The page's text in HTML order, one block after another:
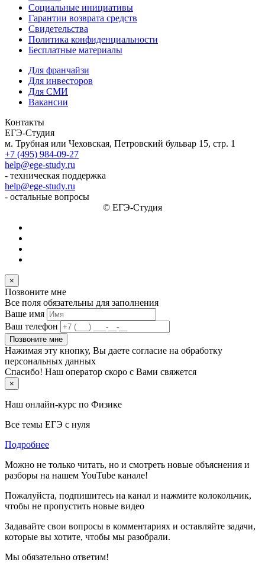
Социальные инициативы
Гарантии возврата средств
Свидетельства
Политика конфиденциальности
Бесплатные материалы
Для франчайзи
Для инвесторов
Для СМИ
Вакансии
Контакты
ЕГЭ-Студия
м. Трубная или Чеховская, Петровский бульвар 15, стр. 1
+7 (495) 984-09-27
help@ege-study.ru
- техническая поддержка
help@ege-study.ru
- остальные вопросы
© ЕГЭ-Студия
×
Позвоните мне
Все поля обязательны для заполнения
Ваше имя
Ваш телефон
Позвоните мне
Нажимая эту кнопку, Вы даете согласие на обработку
персональных данных
Спасибо! Наш оператор скоро с Вами свяжется
×
Наш онлайн-курс по Физике
Все темы ЕГЭ с нуля
Подробнее
Можно не только читать, но и смотреть новые объяснения и
разборы на нашем YouTube канале!
Пожалуйста, подпишитесь на канал и нажмите колокольчик,
чтобы не пропустить новые видео
Задавайте свои вопросы в комментариях и оставляйте задачи,
которые вы хотите, чтобы мы разобрали.
Мы обязательно ответим!